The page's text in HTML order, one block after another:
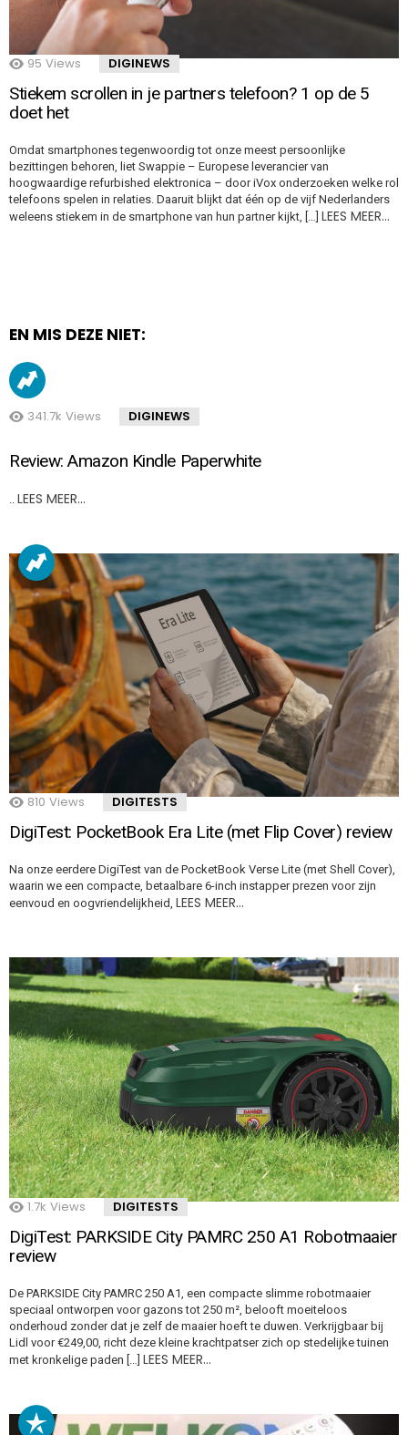
95 Views DIGINEWS
Stiekem scrollen in je partners telefoon? 1 op de 5
doet het
Omdat smartphones tegenwoordig tot onze meest persoonlijke
bezittingen behoren, liet Swappie – Europese leverancier van
hoogwaardige refurbished elektronica – door iVox onderzoeken welke rol
telefoons spelen in relaties. Daaruit blijkt dat één op de vijf Nederlanders
weleens stiekem in de smartphone van hun partner kijkt, […] LEES MEER…
EN MIS DEZE NIET:
341.7k Views DIGINEWS
Review: Amazon Kindle Paperwhite
LEES MEER…
810 Views DIGITESTS
DigiTest: PocketBook Era Lite (met Flip Cover) review
Na onze eerdere DigiTest van de PocketBook Verse Lite (met Shell Cover),
waarin we een compacte, betaalbare 6-inch instapper prezen voor zijn
eenvoud en oogvriendelijkheid, LEES MEER…
1.7k Views DIGITESTS
DigiTest: PARKSIDE City PAMRC 250 A1 Robotmaaier
review
De PARKSIDE City PAMRC 250 A1, een compacte slimme robotmaaier
speciaal ontworpen voor gazons tot 250 m², belooft moeiteloos
onderhoud zonder dat je zelf de maaier hoeft te duwen. Verkrijgbaar bij
Lidl voor €249,00, richt deze kleine krachtpatser zich op stedelijke tuinen
met kronkelige paden […] LEES MEER…